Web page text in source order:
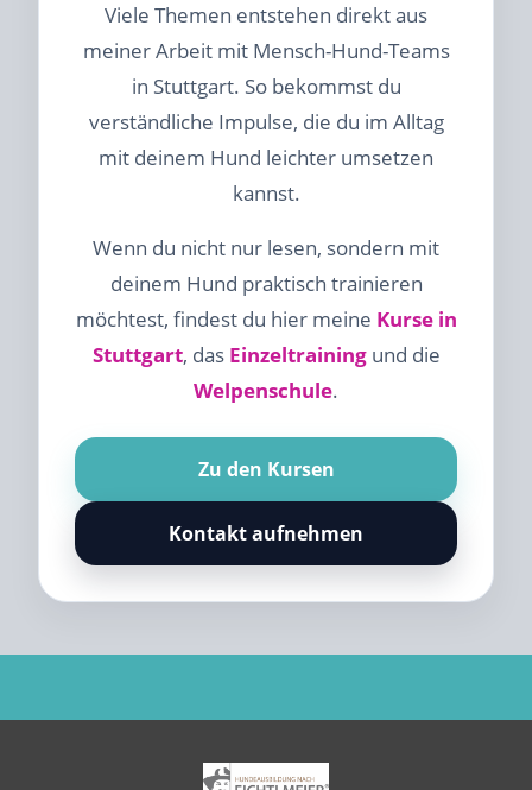
Viele Themen entstehen direkt aus
meiner Arbeit mit Mensch-Hund-Teams
in Stuttgart. So bekommst du
verständliche Impulse, die du im Alltag
mit deinem Hund leichter umsetzen
kannst.
Wenn du nicht nur lesen, sondern mit
deinem Hund praktisch trainieren
möchtest, findest du hier meine Kurse in
Stuttgart, das Einzeltrainingund die
Welpenschule.
Zu den Kursen
Kontakt aufnehmen